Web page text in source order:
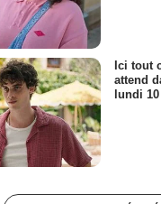
Ici tout
attend
lundi